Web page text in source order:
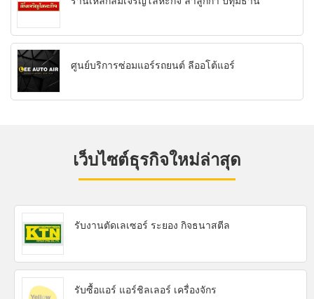
ศูนย์บริการซ่อมแอร์รถยนต์ ลีออโต้แอร์
เว็บไซต์ธุรกิจใหม่ล่าสุด
รับงานตัดเลเซอร์ ระยอง กิจธนาสตีล
รับซื้อแอร์ แอร์ชิลเลอร์ เครื่องจักร